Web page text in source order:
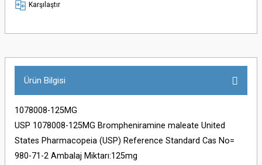
Karşılaştır
Ürün Bilgisi
1078008-125MG
USP 1078008-125MG Brompheniramine maleate United
States Pharmacopeia (USP) Reference Standard Cas No=
980-71-2 Ambalaj Miktarı:125mg